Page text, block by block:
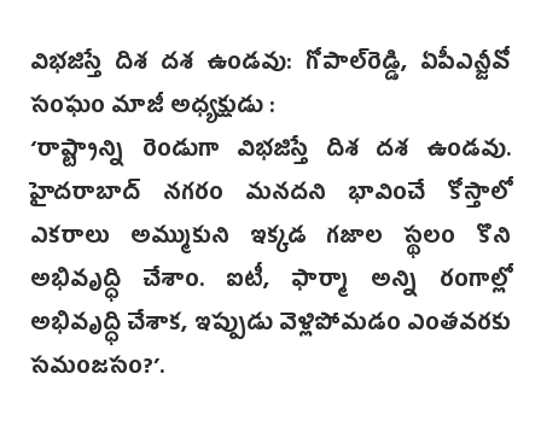
విభజిస్తే దిశ దశ ఉండవు: గోపాల్‌రెడ్డి, ఏపీఎన్జీవో
సంఘం మాజీ అధ్యక్షుడు :
‘రాష్ట్రాన్ని రెండుగా విభజిస్తే దిశ దశ ఉండవు.
హైదరాబాద్ నగరం మనదని భావించే కోస్తాలో
ఎకరాలు అమ్ముకుని ఇక్కడ గజాల స్థలం కొని
అభివృద్ధి చేశాం. ఐటీ, ఫార్మా అన్ని రంగాల్లో
అభివృద్ధి చేశాక, ఇప్పుడు వెళ్లిపోమడం ఎంతవరకు
సమంజసం?’‌.